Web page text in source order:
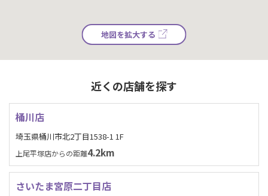
地図を拡大する
近くの店舗を探す
桶川店
埼玉県桶川市北2丁目1538-1 1F
上尾平塚店からの距離4.2km
さいたま宮原二丁目店